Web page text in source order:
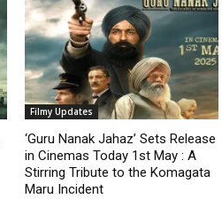
Filmy Updates
‘Guru Nanak Jahaz’ Sets Release
in Cinemas Today 1st May : A
Stirring Tribute to the Komagata
Maru Incident